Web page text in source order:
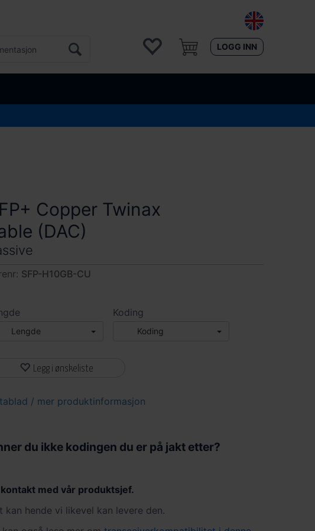
LOGG INN
Copper Twinax
(DAC)
SFP-H10GB-CU
Lengde
Koding
Koding
Legg i ønskeliste
/ mer produktinformasjon
du ikke kodingen du er på jakt etter?
med vår produktsjef.
kan hende vi likevel kan levere den.